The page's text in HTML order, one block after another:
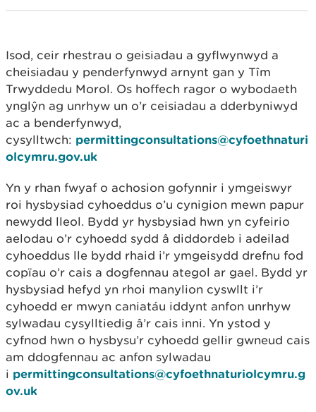
Isod, ceir rhestrau o geisiadau a gyflwynwyd a
cheisiadau y penderfynwyd arnynt gan y Tîm
Trwyddedu Morol. Os hoffech ragor o wybodaeth
ynglŷn ag unrhyw un o’r ceisiadau a dderbyniwyd
ac a benderfynwyd,
cysylltwch: permittingconsultations@cyfoethnaturi
olcymru.gov.uk
Yn y rhan fwyaf o achosion gofynnir i ymgeiswyr
roi hysbysiad cyhoeddus o’u cynigion mewn papur
newydd lleol. Bydd yr hysbysiad hwn yn cyfeirio
aelodau o’r cyhoedd sydd â diddordeb i adeilad
cyhoeddus lle bydd rhaid i’r ymgeisydd drefnu fod
copïau o’r cais a dogfennau ategol ar gael. Bydd yr
hysbysiad hefyd yn rhoi manylion cyswllt i’r
cyhoedd er mwyn caniatáu iddynt anfon unrhyw
sylwadau cysylltiedig â’r cais inni. Yn ystod y
cyfnod hwn o hysbysu’r cyhoedd gellir gwneud cais
am ddogfennau ac anfon sylwadau
i permittingconsultations@cyfoethnaturiolcymru.g
ov.uk